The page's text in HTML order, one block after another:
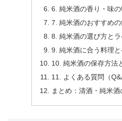
6. 純米酒の香り・味
7. 純米酒のおすすめ
8. 純米酒の選び方と
9. 純米酒に合う料理
10. 純米酒の保存方法
11. よくある質問（
まとめ：清酒・純米